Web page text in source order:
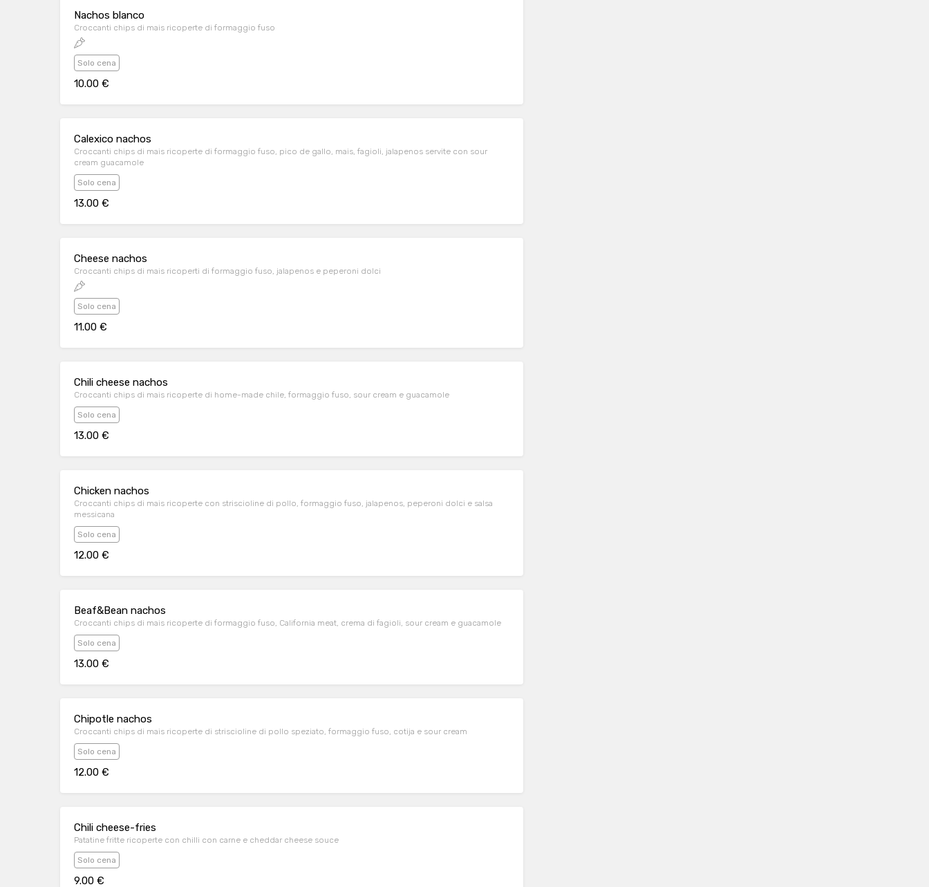
Nachos blanco
Croccanti chips di mais ricoperte di formaggio fuso
Solo cena
10.00 €
Calexico nachos
Croccanti chips di mais ricoperte di formaggio fuso, pico de gallo, mais, fagioli, jalapenos servite con sour
cream guacamole
Solo cena
13.00 €
Cheese nachos
Croccanti chips di mais ricoperti di formaggio fuso, jalapenos e peperoni dolci
Solo cena
11.00 €
Chili cheese nachos
Croccanti chips di mais ricoperte di home-made chile, formaggio fuso, sour cream e guacamole
Solo cena
13.00 €
Chicken nachos
Croccanti chips di mais ricoperte con striscioline di pollo, formaggio fuso, jalapenos, peperoni dolci e salsa
messicana
Solo cena
12.00 €
Beaf&Bean nachos
Croccanti chips di mais ricoperte di formaggio fuso, California meat, crema di fagioli, sour cream e guacamole
Solo cena
13.00 €
Chipotle nachos
Croccanti chips di mais ricoperte di striscioline di pollo speziato, formaggio fuso, cotija e sour cream
Solo cena
12.00 €
Chili cheese-fries
Patatine fritte ricoperte con chilli con carne e cheddar cheese souce
Solo cena
9.00 €